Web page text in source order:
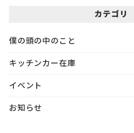
カテゴリ
僕の頭の中のこと
キッチンカー在庫
イベント
お知らせ